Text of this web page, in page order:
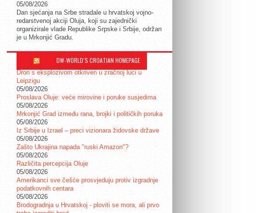
05/08/2026
Dan sjećanja na Srbe stradale u hrvatskoj vojno-
redarstvenoj akciji Oluja, koji su zajednički
organizirale vlade Republike Srpske i Srbije, održan
je u Mrkonjić Gradu.
DW-WORLD´S CROATIAN HOMEPAGE
Dron s eksplozivom otkriven u zračnoj luci u
Leipzigu
05/08/2026
Proslava Oluje: veće mirovine i poruke susjedima
05/08/2026
Mrkonjić Grad između rana, brojki i političkih poruka
05/08/2026
Iz Srbije u Izrael – preci vizionara židovske države
05/08/2026
Zašto Ukrajina napada "ruski Amazon"?
05/08/2026
Različita percepcija Oluje
05/08/2026
Amerikanci sve češće prosvjeduju protiv izgradnje
podatkovnih centara
05/08/2026
Brodogradnja u Hrvatskoj - ploviti se mora, ali prvo